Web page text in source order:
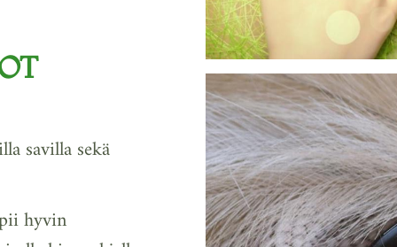
savilla sekä
hyvin